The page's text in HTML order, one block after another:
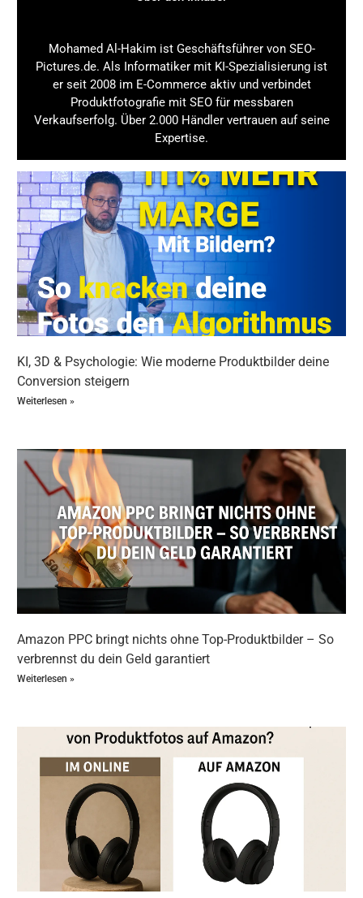
Mohamed Al-Hakim ist Geschäftsführer von SEO-
Pictures.de. Als Informatiker mit KI-Spezialisierung ist
er seit 2008 im E-Commerce aktiv und verbindet
Produktfotografie mit SEO für messbaren
Verkaufserfolg. Über 2.000 Händler vertrauen auf seine
Expertise.
KI, 3D & Psychologie: Wie moderne Produktbilder deine
Conversion steigern
Weiterlesen »
Amazon PPC bringt nichts ohne Top-Produktbilder – So
verbrennst du dein Geld garantiert
Weiterlesen »